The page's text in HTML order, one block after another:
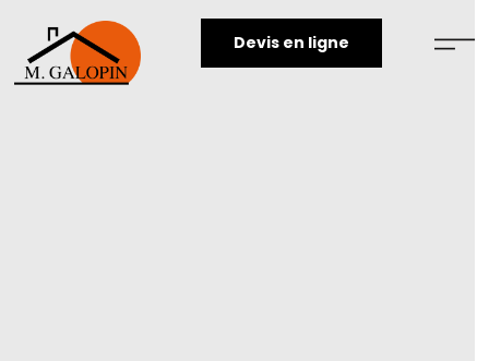
Devis en ligne